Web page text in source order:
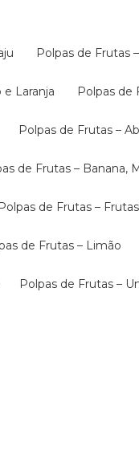
Polpas de Frutas
e Laranja Polpas
Polpas de Frutas –
de Frutas – Banana,
Polpas de Frutas –
de Frutas – Limão
Polpas de Frutas –